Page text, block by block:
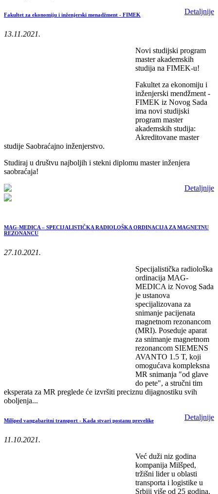
Detaljnije
Fakultet za ekonomiju i inženjerski menadžment - FIMEK
13.11.2021.
Novi studijski program
master akademskih
studija na FIMEK-u!
Fakultet za ekonomiju i
inženjerski mendžment -
FIMEK iz Novog Sada
ima novi studijski
program master
akademskih studija:
Akreditovane master
studije Saobraćajno inženjerstvo.
Studiraj u društvu najboljih i stekni diplomu master inženjera
saobraćaja!
Detaljnije
MAG-MEDICA – SPECIJALISTIČKA RADIOLOŠKA ORDINACIJA ZA MAGNETNU
REZONANCU
27.10.2021.
Specijalistička radiološka
ordinacija MAG-
MEDICA iz Novog Sada
je ustanova
specijalizovana za
snimanje pacijenata
magnetnom rezonancom
(MRI). Poseduje aparat
za snimanje magnetnom
rezonancom SIEMENS
AVANTO 1.5 T, koji
omogućava kompleksna
MR snimanja "od glave
do pete", a stručni tim
eksperata za MR preglede će izvršiti preciznu dijagnostiku svih
oboljenja...
Detaljnije
Milšped vangabaritni transport - Kada stvari postanu prevelike
11.10.2021.
Već duži niz godina
kompanija Milšped,
tržišni lider u oblasti
transporta i logistike u
Srbiji više od 25 godina,